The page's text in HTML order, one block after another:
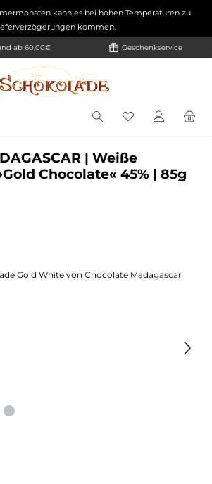
kann es bei hohen Temperaturen zu
kommen.
ab 60,00€ Geschenkservice
| Weiße
Chocolate« 45% | 85g